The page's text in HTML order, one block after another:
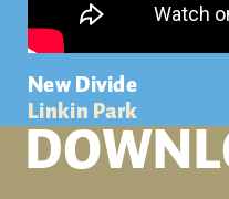
New Divide
Linkin Park